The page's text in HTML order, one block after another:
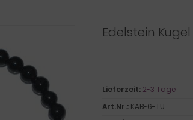
Edelstein
Lieferzeit: 2-3 Tage
Art.Nr.: KAB-6-TU